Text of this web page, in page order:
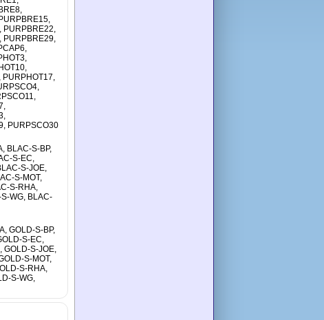
PURPBRE22,
PURPBRE29,
PURPHOT17,
PURPSCO30
BLAC-S-BP,
S-EC,
S-JOE,
S-MOT,
S-RHA,
WG, BLAC-
GOLD-S-BP,
S-EC,
GOLD-S-JOE,
S-MOT,
S-RHA,
S-WG,